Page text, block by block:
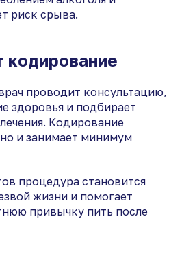
риск срыва.
кодирование
проводит консультацию,
здоровья и подбирает
Кодирование
и занимает минимум
процедура становится
жизни и помогает
привычку пить после